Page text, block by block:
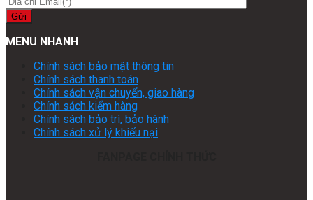
MENU NHANH
Chính sách bảo mật thông tin
Chính sách thanh toán
Chính sách vận chuyển, giao hàng
Chính sách kiểm hàng
Chính sách bảo trì, bảo hành
Chính sách xử lý khiếu nại